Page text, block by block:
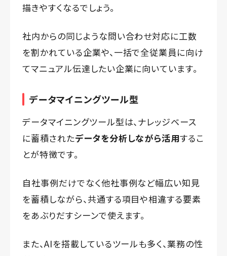
描きやすくなるでしょう。
社内からの同じような問い合わせ対応に工数
を割かれている企業や、一括で全従業員に向け
てマニュアル伝達したい企業に向いています。
データマイニングツール型
データマイニングツール型は、ナレッジベース
に蓄積されたデータを分析しながら活用するこ
とが特徴です。
自社事例だけでなく他社事例など幅広い知見
を蓄積しながら、共通する項目や相違する要素
をあぶりだすシーンで使えます。
また、AIを搭載しているツールも多く、業務の性